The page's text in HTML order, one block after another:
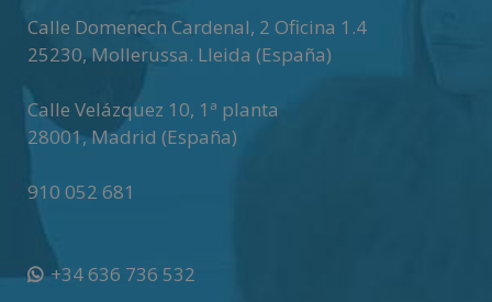
v
e
:
Calle Domenech Cardenal, 2 Oficina 1.4
25230, Mollerussa. Lleida (España)
Calle Velázquez 10, 1ª planta
28001,Madrid (España)
910 052 681
+34 636 736 532